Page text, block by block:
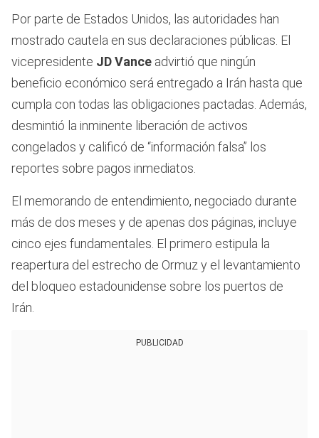
Por parte de Estados Unidos, las autoridades han
mostrado cautela en sus declaraciones públicas. El
vicepresidente JD Vance advirtió que ningún
beneficio económico será entregado a Irán hasta que
cumpla con todas las obligaciones pactadas. Además,
desmintió la inminente liberación de activos
congelados y calificó de “información falsa” los
reportes sobre pagos inmediatos.
El memorando de entendimiento, negociado durante
más de dos meses y de apenas dos páginas, incluye
cinco ejes fundamentales. El primero estipula la
reapertura del estrecho de Ormuz y el levantamiento
del bloqueo estadounidense sobre los puertos de
Irán.
PUBLICIDAD